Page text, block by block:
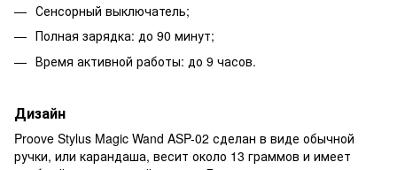
Сенсорный выключатель;
Полная зарядка: до 90 минут;
Время активной работы: до 9 часов.
Дизайн
Proove Stylus Magic Wand ASP-02 сделан в виде обычной
ручки, или карандаша, весит около 13 граммов и имеет